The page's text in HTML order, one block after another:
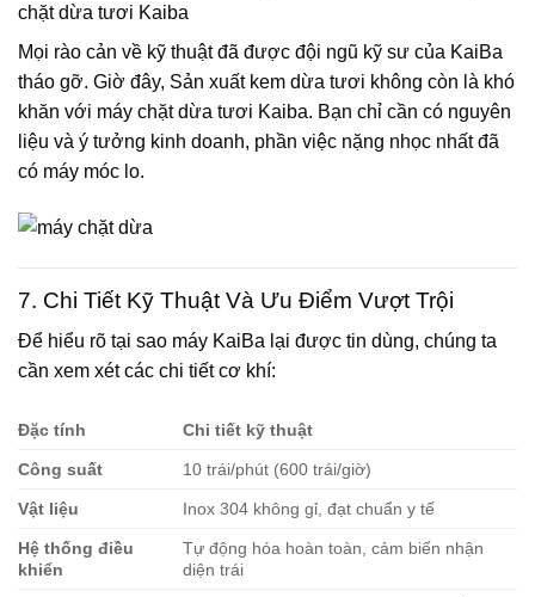
chặt dừa tươi Kaiba
Mọi rào cản về kỹ thuật đã được đội ngũ kỹ sư của KaiBa
tháo gỡ. Giờ đây, Sản xuất kem dừa tươi không còn là khó
khăn với máy chặt dừa tươi Kaiba. Bạn chỉ cần có nguyên
liệu và ý tưởng kinh doanh, phần việc nặng nhọc nhất đã
có máy móc lo.
7. Chi Tiết Kỹ Thuật Và Ưu Điểm Vượt Trội
Để hiểu rõ tại sao máy KaiBa lại được tin dùng, chúng ta
cần xem xét các chi tiết cơ khí:
Đặc tính Chi tiết kỹ thuật
Công suất 10 trái/phút (600 trái/giờ)
Vật liệu Inox 304 không gỉ, đạt chuẩn y tế
Hệ thống điều
khiển
Tự động hóa hoàn toàn, cảm biến nhận
diện trái